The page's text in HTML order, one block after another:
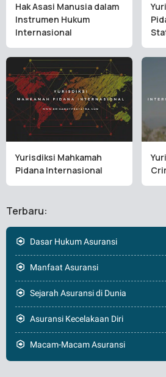
Hak Asasi Manusia dalam
Instrumen Hukum
Internasional
Yurisdiksi Mahkamah
Pidana Internasional
Terbaru:
Dasar Hukum Asuransi
Manfaat Asuransi
Sejarah Asuransi di Dunia
Asuransi Kecelakaan Diri
Macam-Macam Asuransi